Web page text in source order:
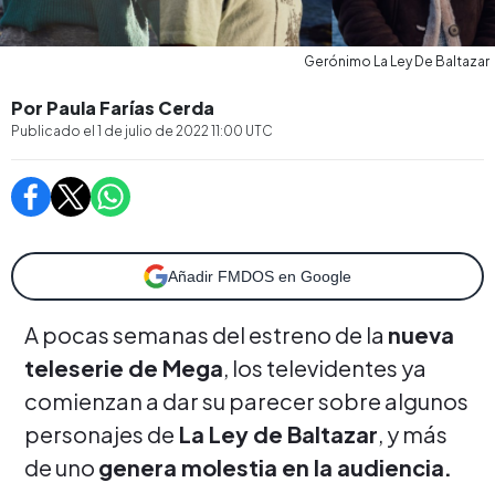
Gerónimo La Ley De Baltazar
Por Paula Farías Cerda
Publicado el 1 de julio de 2022 11:00 UTC
Añadir FMDOS en Google
A pocas semanas del estreno de la nueva
teleserie de Mega, los televidentes ya
comienzan a dar su parecer sobre algunos
personajes de La Ley de Baltazar, y más
de uno genera molestia en la audiencia.